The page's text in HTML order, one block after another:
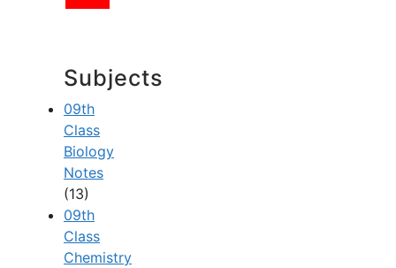
Subjects
09th
Class
Biology
Notes
(13)
09th
Class
Chemistry